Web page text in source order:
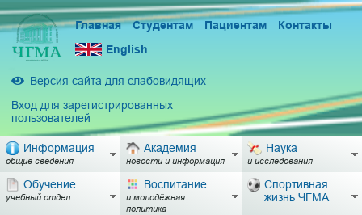
Главная Студентам Пациентам
Контакты
English
Версия сайта для слабовидящих
Вход для зарегистрированных
пользователей
Информация
общие сведения
Академия
новости и информация
Наука
и исследования
Обучение
учебный отдел
Воспитание
и молодёжная
политика
Спортивная
жизнь ЧГМА